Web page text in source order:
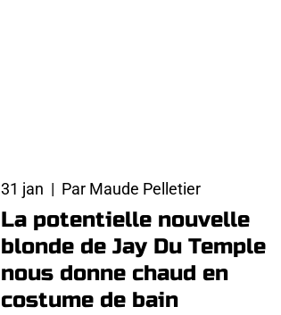
31 jan | Par Maude Pelletier
La potentielle nouvelle
blonde de Jay Du Temple
nous donne chaud en
costume de bain